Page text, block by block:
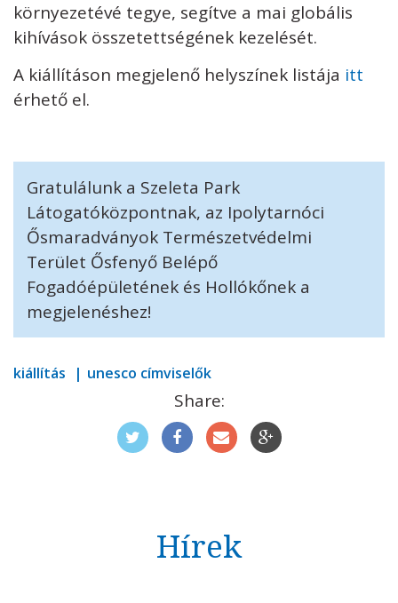
környezetévé tegye, segítve a mai globális
kihívások összetettségének kezelését.
A kiállításon megjelenő helyszínek listája itt
érhető el.
Gratulálunk a Szeleta Park
Látogatóközpontnak, az Ipolytarnóci
Ősmaradványok Természetvédelmi
Terület Ősfenyő Belépő
Fogadóépületének és Hollókőnek a
megjelenéshez!
kiállítás unesco címviselők
Share:
Hírek